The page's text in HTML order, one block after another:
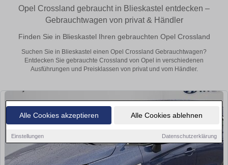
Alle Cookies akzeptieren Alle Cookies ablehnen
Einstellungen Datenschutzerklärung
Opel Crossland gebraucht in Blieskastel entdecken –
Gebrauchtwagen von privat & Händler
Finden Sie in Blieskastel Ihren gebrauchten Opel Crossland
Suchen Sie in Blieskastel einen Opel Crossland Gebrauchtwagen?
Entdecken Sie gebrauchte Crossland von Opel in verschiedenen
Ausführungen und Preisklassen von privat und vom Händler.